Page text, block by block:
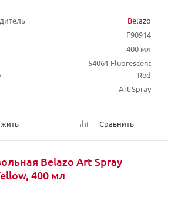
Belazo
F90914
400 мл
54061 Fluorescent
Red
Art Spray
Сравнить
Belazo Art Spray
400 мл